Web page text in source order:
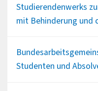
Studierendenwerks
mit Behinderung und
Studenten und